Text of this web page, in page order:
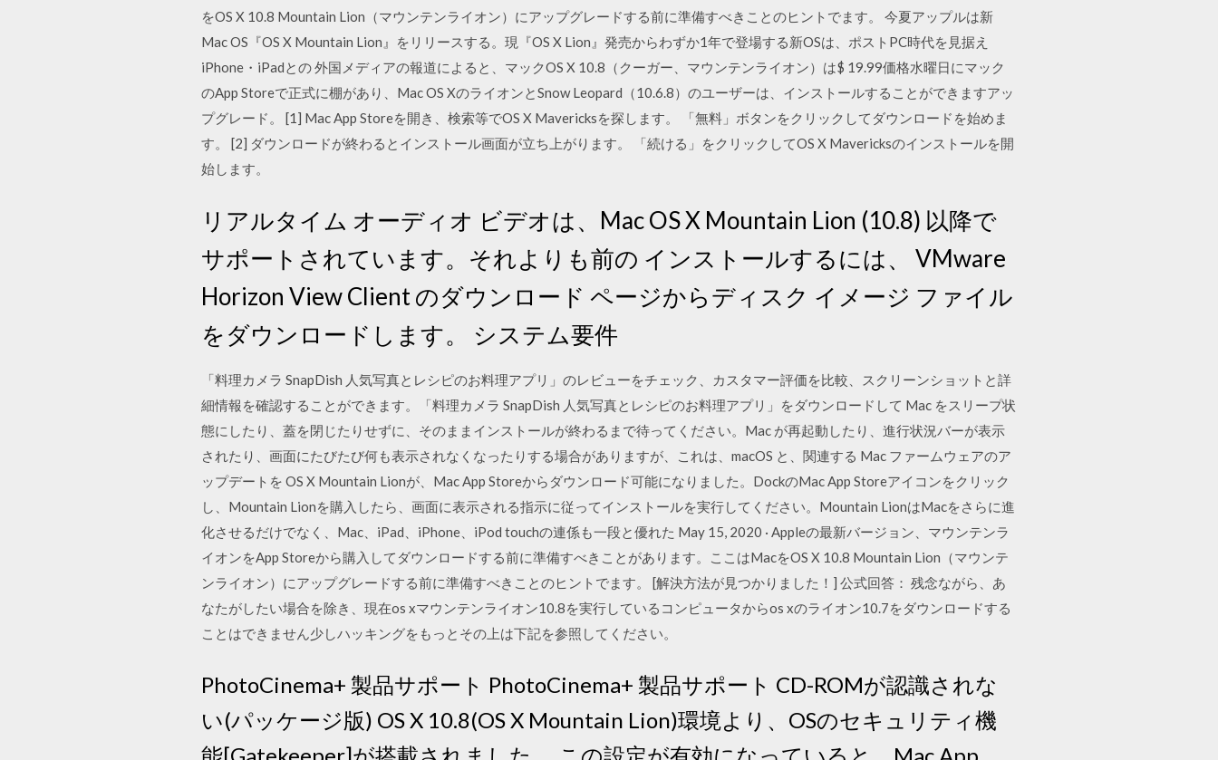
をOS X 10.8 Mountain Lion（マウンテンライオン）にアップグレードする前に準備すべきことのヒントでます。 今夏アップルは新
Mac OS『OS X Mountain Lion』をリリースする。現『OS X Lion』発売からわずか1年で登場する新OSは、ポストPC時代を見据え
iPhone・iPadとの 外国メディアの報道によると、マックOS X 10.8（クーガー、マウンテンライオン）は$ 19.99価格水曜日にマック
のApp Storeで正式に棚があり、Mac OS XのライオンとSnow Leopard（10.6.8）のユーザーは、インストールすることができますアッ
プグレード。 [1] Mac App Storeを開き、検索等でOS X Mavericksを探します。 「無料」ボタンをクリックしてダウンロードを始めま
す。 [2] ダウンロードが終わるとインストール画面が立ち上がります。 「続ける」をクリックしてOS X Mavericksのインストールを開
始します。
リアルタイム オーディオ ビデオは、Mac OS X Mountain Lion (10.8) 以降で
サポートされています。それよりも前の インストールするには、 VMware
Horizon View Client のダウンロード ページからディスク イメージ ファイル
をダウンロードします。 システム要件
「料理カメラ SnapDish 人気写真とレシピのお料理アプリ」のレビューをチェック、カスタマー評価を比較、スクリーンショットと詳
細情報を確認することができます。「料理カメラ SnapDish 人気写真とレシピのお料理アプリ」をダウンロードして Mac をスリープ状
態にしたり、蓋を閉じたりせずに、そのままインストールが終わるまで待ってください。Mac が再起動したり、進行状況バーが表示
されたり、画面にたびたび何も表示されなくなったりする場合がありますが、これは、macOS と、関連する Mac ファームウェアのア
ップデートを OS X Mountain Lionが、Mac App Storeからダウンロード可能になりました。DockのMac App Storeアイコンをクリック
し、Mountain Lionを購入したら、画面に表示される指示に従ってインストールを実行してください。Mountain LionはMacをさらに進
化させるだけでなく、Mac、iPad、iPhone、iPod touchの連係も一段と優れた May 15, 2020 · Appleの最新バージョン、マウンテンラ
イオンをApp Storeから購入してダウンロードする前に準備すべきことがあります。ここはMacをOS X 10.8 Mountain Lion（マウンテ
ンライオン）にアップグレードする前に準備すべきことのヒントでます。 [解決方法が見つかりました！] 公式回答： 残念ながら、あ
なたがしたい場合を除き、現在os xマウンテンライオン10.8を実行しているコンピュータからos xのライオン10.7をダウンロードする
ことはできません少しハッキングをもっとその上は下記を参照してください。
PhotoCinema+ 製品サポート PhotoCinema+ 製品サポート CD-ROMが認識されな
い(パッケージ版) OS X 10.8(OS X Mountain Lion)環境より、OSのセキュリティ機
能[Gatekeeper]が搭載されました。 この設定が有効になっていると、Mac App